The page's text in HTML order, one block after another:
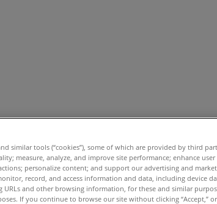
similar tools (“cookies”), some of which are provided by third
measure, analyze, and improve site performance; enhance user
personalize content; and support our advertising and
record, and access information and data, including device
and other browsing information, for these and similar
If you continue to browse our site without clicking “Accept,”